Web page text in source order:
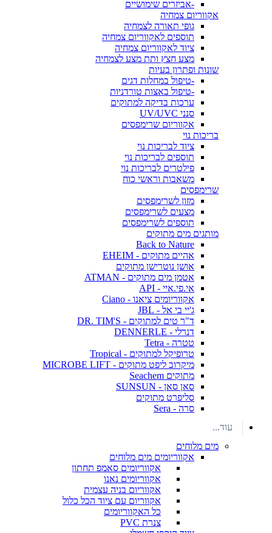
-אביזרים שימושיים
אקווריום צמחיה
גופי תאורה לצמחיה
תוספים לאקווריום צמחיה
ציוד לאקווריום צמחיה
מצע חצץ ותת מצע לצמחיה
שונות ופתרון בעיות
-טיפול במחלות דגים
-טיפול באצות טורדניות
ערכות בדיקה למתוקים
סנני UV/UVC
אקווריום שרימפסים
בריכות נוי
ציוד לבריכות נוי
תוספים לבריכות נוי
פילטרים לבריכות נוי
משאבות וראשי כוח
שרימפסים
מזון לשרימפסים
מצעים לשרימפסים
תוספים לשרימפסים
מותגים מים מתוקים
Back to Nature
אהיים מתוקים - EHEIM
אושן נוטרישן מתוקים
אטמן מים מתוקים - ATMAN
אי.פי.איי - API
אקווריומים ציאנו - Ciano
ג'יי בי אל - JBL
ד"ר טים למתוקים - DR. TIM'S
דנרלי - DENNERLE
טטרה - Tetra
טרופיקל למתוקים - Tropical
מיקרוב ליפט מתוקים - MICROBE LIFT
מתוקים Seachem
סאן סאן - SUNSUN
סליפרט מתוקים
סרה - Sera
עוד...
מים מלוחים
אקווריומים מים מלוחים
אקווריומים סאמפ תחתון
אקווריומים נאנו
אקווריום בניה עצמית
אקווריום עם ציוד הכל כלול
כל האקווריומים
צנרת PVC